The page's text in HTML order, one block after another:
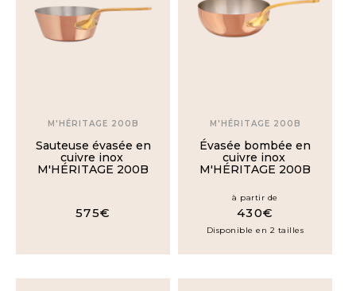
M'HÉRITAGE 200B
Sauteuse évasée en
cuivre inox
M'HÉRITAGE 200B
575€
M'HÉRITAGE 200B
Évasée bombée en
cuivre inox
M'HÉRITAGE 200B
à partir de
430€
Disponible en 2 tailles